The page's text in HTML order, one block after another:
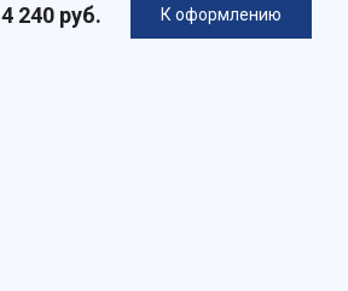
4 240 руб. К оформлению